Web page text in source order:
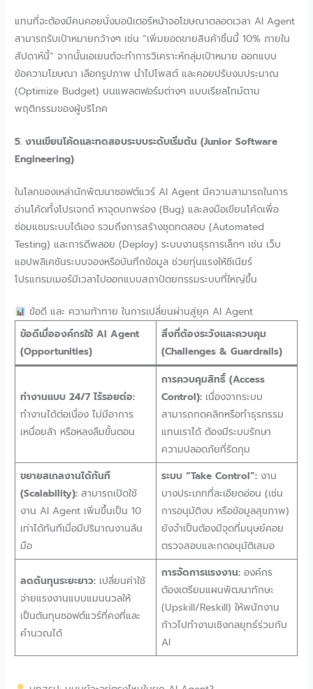
แทนที่จะต้องมีคนคอยนั่งมอนิเตอร์หน้าจอโฆษณาตลอดเวลา AI Agent
สามารถรับเป้าหมายกว้างๆ เช่น “เพิ่มยอดขายสินค้าชิ้นนี้ 10% ภายใน
สัปดาห์นี้” จากนั้นเอเยนต์จะทำการวิเคราะห์กลุ่มเป้าหมาย ออกแบบ
ข้อความโฆษณา เลือกรูปภาพ นำไปโพสต์ และคอยปรับงบประมาณ
(Optimize Budget) บนแพลตฟอร์มต่างๆ แบบเรียลไทม์ตาม
พฤติกรรมของผู้บริโภค
5. งานเขียนโค้ดและทดสอบระบบระดับเริ่มต้น (Junior Software
Engineering)
ในโลกของเหล่านักพัฒนาซอฟต์แวร์ AI Agent มีความสามารถในการ
อ่านโค้ดทั้งโปรเจกต์ หาจุดบกพร่อง (Bug) และลงมือเขียนโค้ดเพื่อ
ซ่อมแซมระบบได้เอง รวมถึงการสร้างชุดทดสอบ (Automated
Testing) และการดีพลอย (Deploy) ระบบงานธุรการเล็กๆ เช่น เว็บ
แอปพลิเคชันระบบจองหรือบันทึกข้อมูล ช่วยทุ่นแรงให้ซีเนียร์
โปรแกรมเมอร์มีเวลาไปออกแบบสถาปัตยกรรมระบบที่ใหญ่ขึ้น
ข้อดี และ ความท้าทาย ในการเปลี่ยนผ่านสู่ยุค AI Agent
ข้อดีเมื่อองค์กรใช้ AI Agent
(Opportunities)
สิ่งที่ต้องระวังและควบคุม
(Challenges & Guardrails)
ทำงานแบบ 24/7 ไร้รอยต่อ:
ทำงานได้ต่อเนื่อง ไม่มีอาการ
เหนื่อยล้า หรือหลงลืมขั้นตอน
การควบคุมสิทธิ์ (Access
Control):เนื่องจากระบบ
สามารถกดคลิกหรือทำธุรกรรม
แทนเราได้ ต้องมีระบบรักษา
ความปลอดภัยที่รัดกุม
ขยายสเกลงานได้ทันที
(Scalability):สามารถเปิดใช้
งาน AI Agent เพิ่มขึ้นเป็น 10
เท่าได้ทันทีเมื่อมีปริมาณงานล้น
มือ
ระบบ “Take Control”:งาน
บางประเภทที่ละเอียดอ่อน (เช่น
การอนุมัติงบ หรือข้อมูลสุขภาพ)
ยังจำเป็นต้องมีจุดที่มนุษย์คอย
ตรวจสอบและกดอนุมัติเสมอ
ลดต้นทุนระยะยาว:เปลี่ยนค่าใช้
จ่ายแรงงานแบบแมนนวลให้
เป็นต้นทุนซอฟต์แวร์ที่คงที่และ
คำนวณได้
การจัดการแรงงาน:องค์กร
ต้องเตรียมแผนพัฒนาทักษะ
(Upskill/Reskill) ให้พนักงาน
ก้าวไปทำงานเชิงกลยุทธ์ร่วมกับ
AI